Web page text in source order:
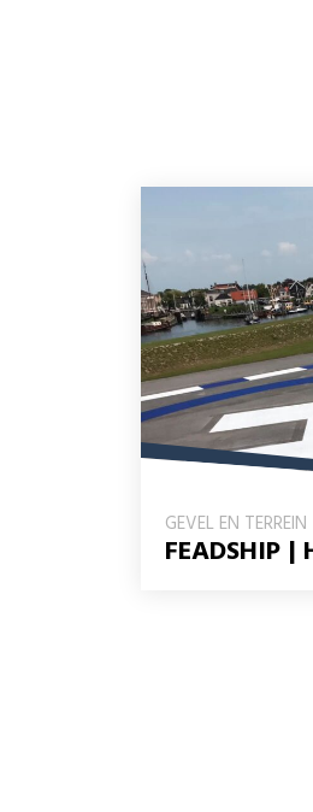
GEVEL EN TERREIN
FEADSHIP |